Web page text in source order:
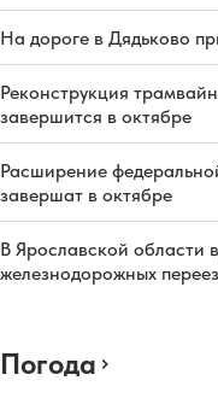
На дороге в Дядьково
Реконструкция
завершится в октябре
Расширение
завершат в октябре
В Ярославской области
железнодорожных
Погода